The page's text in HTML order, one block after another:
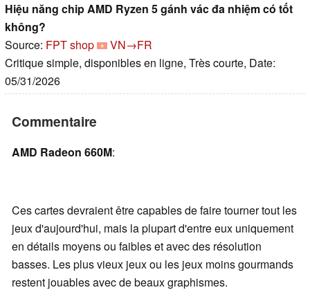
Hiệu năng chip AMD Ryzen 5 gánh vác đa nhiệm có tốt
không?
Source: FPT shop
VN→FR
Critique simple, disponibles en ligne, Très courte, Date:
05/31/2026
Commentaire
AMD Radeon 660M:
Ces cartes devraient être capables de faire tourner tout les
jeux d'aujourd'hui, mais la plupart d'entre eux uniquement
en détails moyens ou faibles et avec des résolution
basses. Les plus vieux jeux ou les jeux moins gourmands
restent jouables avec de beaux graphismes.